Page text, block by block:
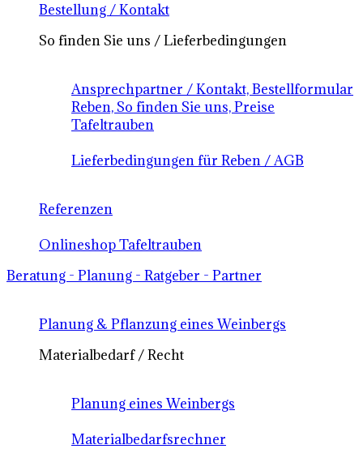
Bestellung / Kontakt
So finden Sie uns / Lieferbedingungen
Ansprechpartner / Kontakt, Bestellformular
Reben, So finden Sie uns, Preise
Tafeltrauben
Lieferbedingungen für Reben / AGB
Referenzen
Onlineshop Tafeltrauben
Beratung - Planung - Ratgeber - Partner
Planung & Pflanzung eines Weinbergs
Materialbedarf / Recht
Planung eines Weinbergs
Materialbedarfsrechner